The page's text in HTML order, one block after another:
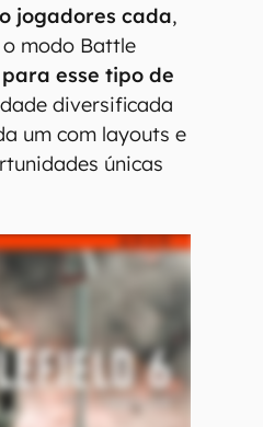
jogadores cada,
o modo Battle
esse tipo de
diversificada
um com layouts e
únicas